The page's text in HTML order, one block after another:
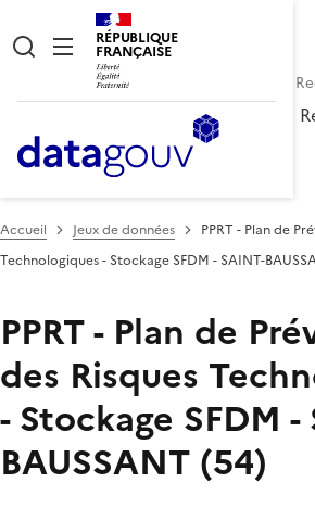
RÉPUBLIQUE
FRANÇAISE
Accueil Jeux de données
PPRT - Plan de
Technologiques - Stockage SFDM - SAINT-
PPRT - Plan de
des Risques
- Stockage SFDM -
BAUSSANT (54)